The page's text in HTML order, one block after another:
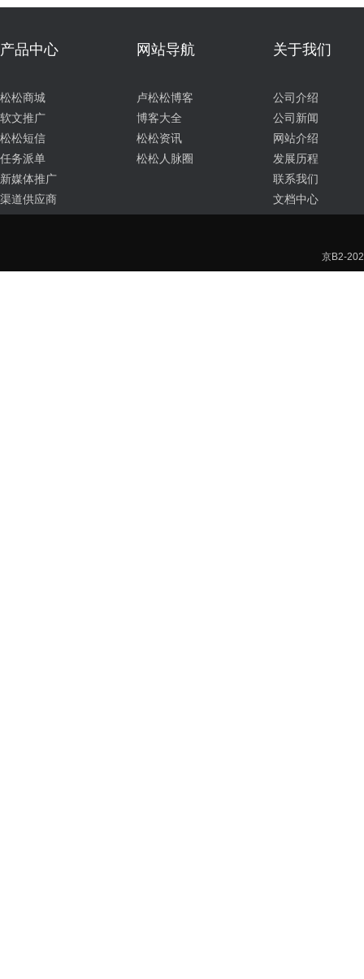
产品中心
松松商城
软文推广
松松短信
任务派单
新媒体推广
渠道供应商
网站导航
卢松松博客
博客大全
松松资讯
松松人脉圈
关于我们
公司介绍
公司新闻
网站介绍
发展历程
联系我们
文档中心
京B2-